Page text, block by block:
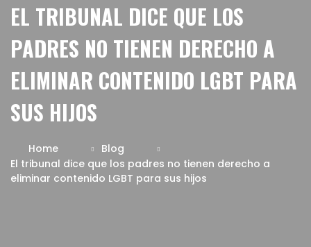
EL TRIBUNAL DICE QUE LOS
PADRES NO TIENEN DERECHO A
ELIMINAR CONTENIDO LGBT PARA
SUS HIJOS
Home
Blog
El tribunal dice que los padres no tienen derecho a
eliminar contenido LGBT para sus hijos